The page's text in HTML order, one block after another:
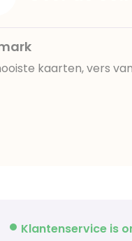
kaarten, vers
Klantenservice is